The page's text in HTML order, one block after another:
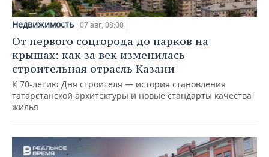
Недвижимость 07 авг, 08:00
От первого соцгорода до парков на
крышах: как за век изменилась
строительная отрасль Казани
К 70-летию Дня строителя — история становления
татарстанской архитектуры и новые стандарты качества
жилья